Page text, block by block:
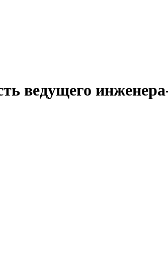
ведущего